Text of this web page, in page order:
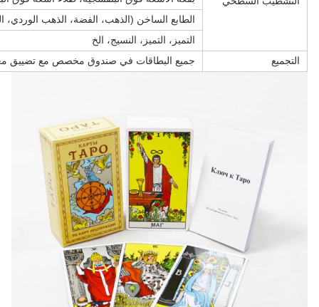
الطابع الساخن (الذهب، الفضة، الذهب الوردي،
التميز، التميز، النسيج، الخ
التجميع
جميع البطاقات في صندوق مخصص مع تضييق